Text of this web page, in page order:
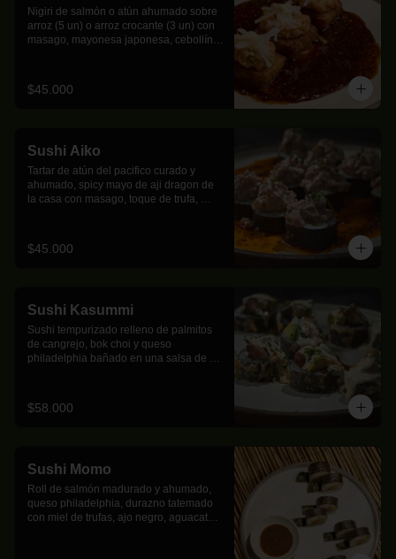
Nigiri de salmón o atún ahumado sobre
arroz (5 un) o arroz crocante (3 un) con
masago, mayonesa japonesa, cebollín y
$45.000
Sushi Aiko
Tartar de atún del pacifico curado y
ahumado, spicy mayo de aji dragon de
la casa con masago, toque de trufa,
$45.000
Sushi Kasummi
Sushi tempurizado relleno de palmitos
de cangrejo, bok choi y queso
philadelphia bañado en una salsa de
$58.000
Sushi Momo
Roll de salmón madurado y ahumado,
queso philadelphia, durazno tatemado
con miel de trufas, ajo negro, aguacate y